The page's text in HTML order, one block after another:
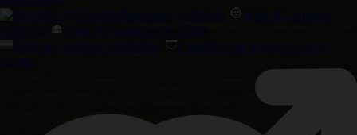
Precision F1 Hybrids
Semi di Cannabis
Chill Out
Semi di Cannabis Alto CBD
Semi di Cannabis Amsterdam
Cannabis con Miglior Gusto e
Aroma